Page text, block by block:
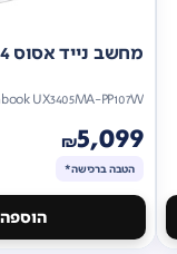
מחשב נייד אסוס 14"
UX3405MA-PP107W
₪5,099
הטבה ברכישה*